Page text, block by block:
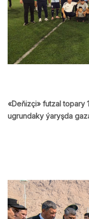
«Deňizçi» futzal topary
ugrundaky ýaryşda